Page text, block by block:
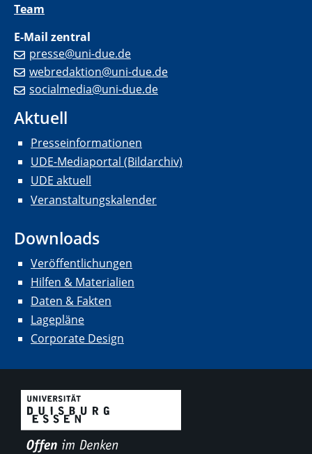
Team
E-Mail zentral
presse@uni-due.de
webredaktion@uni-due.de
socialmedia@uni-due.de
Aktuell
Presseinformationen
UDE-Mediaportal (Bildarchiv)
UDE aktuell
Veranstaltungskalender
Downloads
Veröffentlichungen
Hilfen & Materialien
Daten & Fakten
Lagepläne
Corporate Design